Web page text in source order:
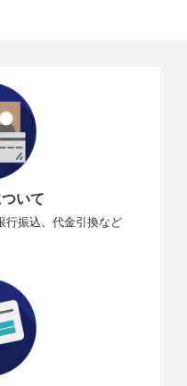
いて
行振込、代金引換など